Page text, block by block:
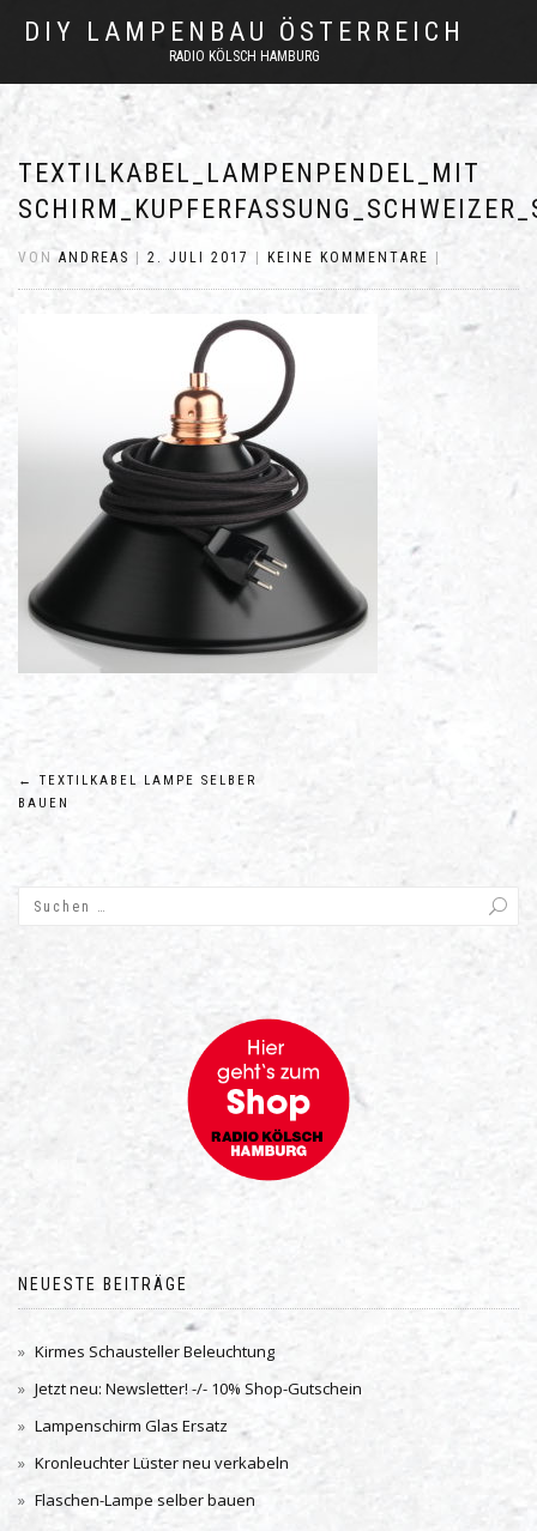
DIY LAMPENBAU ÖSTERREICH
RADIO KÖLSCH HAMBURG
TEXTILKABEL_LAMPENPENDEL_MIT
VONANDREAS 2. JULI 2017 KEINE KOMMENTARE
Beitragsnavigation
←
TEXTILKABEL LAMPE SELBER
BAUEN
NEUESTE BEITRÄGE
Kirmes Schausteller Beleuchtung
Jetzt neu: Newsletter! -/- 10% Shop-Gutschein
Lampenschirm Glas Ersatz
Kronleuchter Lüster neu verkabeln
Flaschen-Lampe selber bauen